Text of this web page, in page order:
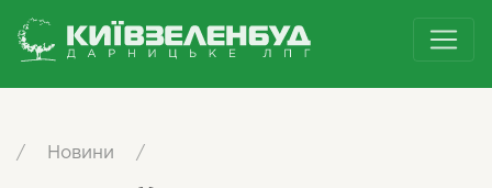
/ Новини /